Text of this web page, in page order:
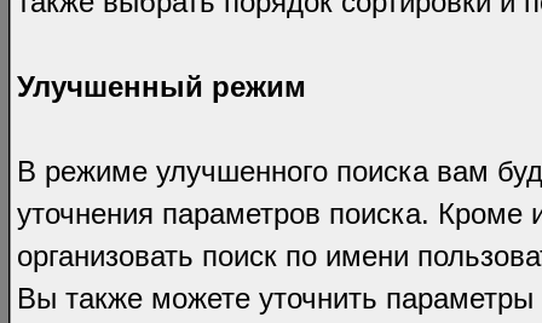
Улучшенный режим
В режиме улучшенного поиска вам
уточнения параметров поиска.
организовать поиск по имени
Вы также можете уточнить